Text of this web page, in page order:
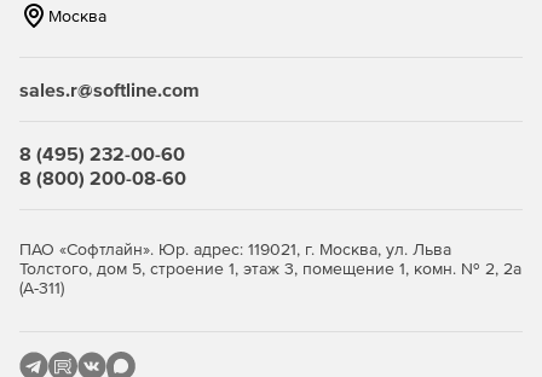
Москва
sales.r@softline.com
8 (495) 232-00-60
8 (800) 200-08-60
ПАО «Софтлайн». Юр. адрес: 119021, г. Москва, ул. Льва
Толстого, дом 5, строение 1, этаж 3, помещение 1, комн. № 2, 2а
(А-311)